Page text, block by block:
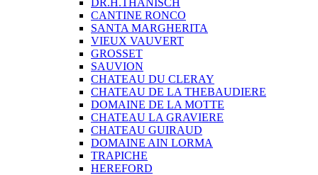
DR.H.THANISCH
CANTINE RONCO
SANTA MARGHERITA
VIEUX VAUVERT
GROSSET
SAUVION
CHATEAU DU CLERAY
CHATEAU DE LA THEBAUDIERE
DOMAINE DE LA MOTTE
CHATEAU LA GRAVIERE
CHATEAU GUIRAUD
DOMAINE AIN LORMA
TRAPICHE
HEREFORD